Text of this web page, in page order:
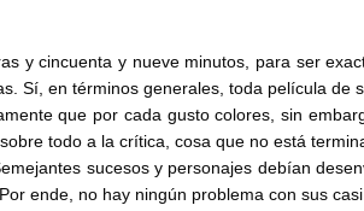
y cincuenta y nueve minutos, para ser
Sí, en términos generales, toda película de
que por cada gusto colores, sin
todo a la crítica, cosa que no está
sucesos y personajes debían
ende, no hay ningún problema con sus casi